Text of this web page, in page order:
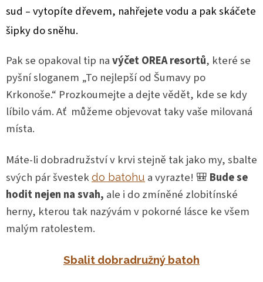
sud – vytopíte dřevem, nahřejete vodu a pak skáčete
šipky do sněhu.
Pak se opakoval tip navýčet OREA resortů, které se
pyšní sloganem „To nejlepší od Šumavy po
Krkonoše.“ Prozkoumejte a dejte vědět, kde se kdy
líbilo vám. Ať můžeme objevovat taky vaše milovaná
místa.
Máte-li dobradružství v krvi stejně tak jako my, sbalte
svých pár švestekdo batohu a vyrazte! 🎒 Bude se
hodit nejen na svah, ale i do zmíněné zlobitínské
herny, kterou tak nazývám v pokorné lásce ke všem
malým ratolestem.
Sbalit dobradružný batoh